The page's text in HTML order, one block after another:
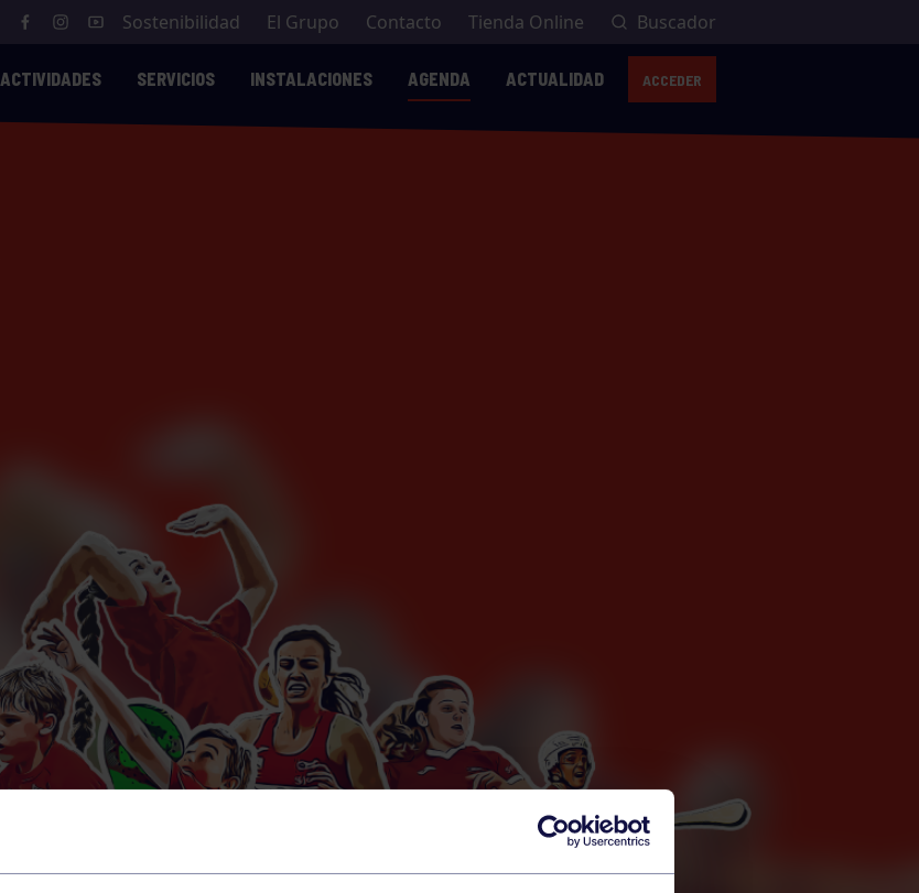
Sostenibilidad El Grupo Contacto Tienda Online Buscador
ACTIVIDADES SERVICIOS INSTALACIONES AGENDA ACTUALIDAD ACCEDER